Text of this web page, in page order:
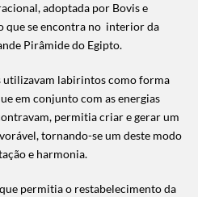
adoptada por Bovis e
que se encontra no interior da
Pirâmide do Egipto.
utilizavam labirintos como forma
em conjunto com as energias
permitia criar e gerar um
tornando-se um deste modo
e harmonia.
permitia o restabelecimento da